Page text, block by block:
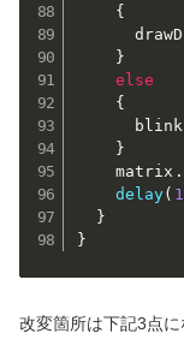
{
}
else
{
}
    matrix
.
delay(
}
}
改変箇所は下記3点に